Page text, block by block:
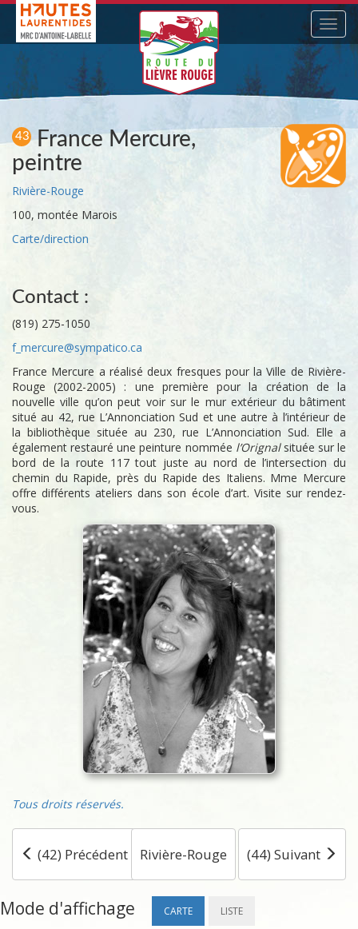
43 France Mercure,
peintre
Rivière-Rouge
100, montée Marois
Carte/direction
Contact :
(819) 275-1050
f_mercure@sympatico.ca
France Mercure a réalisé deux fresques pour la Ville de Rivière-
Rouge (2002-2005) : une première pour la création de la
nouvelle ville qu’on peut voir sur le mur extérieur du bâtiment
situé au 42, rue L’Annonciation Sud et une autre à l’intérieur de
la bibliothèque située au 230, rue L’Annonciation Sud. Elle a
également restauré une peinture nommée l’Orignal située sur le
bord de la route 117 tout juste au nord de l’intersection du
chemin du Rapide, près du Rapide des Italiens. Mme Mercure
offre différents ateliers dans son école d’art. Visite sur rendez-
vous.
Tous droits réservés.
(42) Précédent Rivière-Rouge (44) Suivant
Mode d'affichage CARTE LISTE